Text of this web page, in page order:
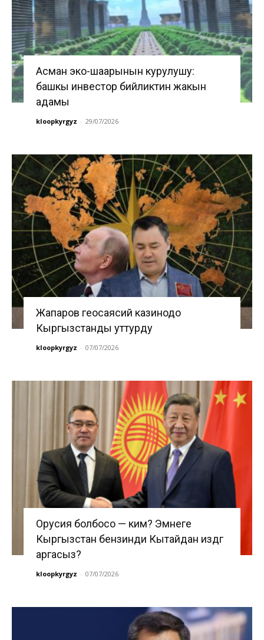
Асман эко-шаарынын курулушу:
башкы инвестор бийликтин жакын
адамы
kloopkyrgyz - 29/07/2026
Жапаров геосаясий казинодо
Кыргызстанды уттурду
kloopkyrgyz - 07/07/2026
Орусия болбосо — ким? Эмнеге
Кыргызстан бензинди Кытайдан издөөгө
аргасыз?
kloopkyrgyz - 07/07/2026